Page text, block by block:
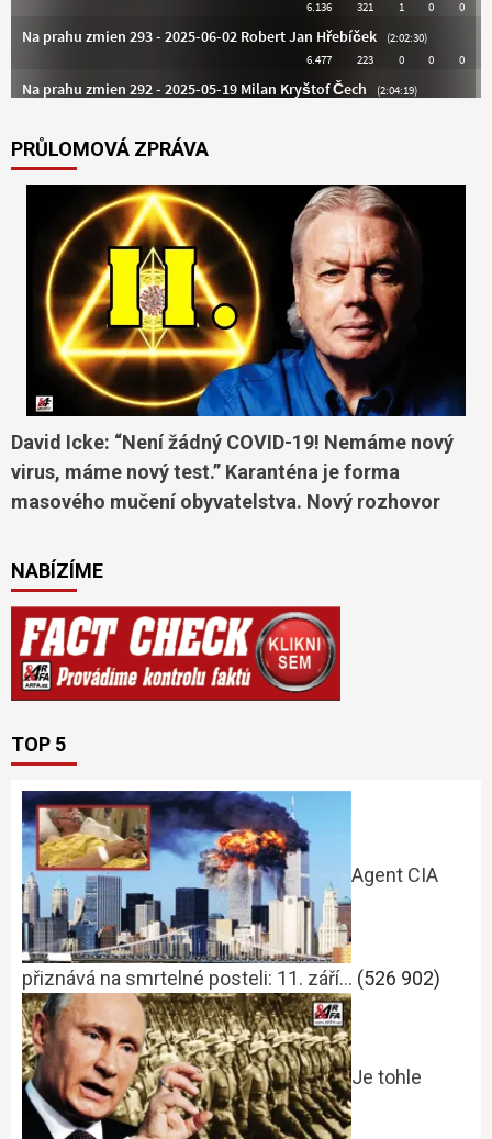
PRŮLOMOVÁ ZPRÁVA
David Icke: “Není žádný COVID-19! Nemáme nový
virus, máme nový test.” Karanténa je forma
masového mučení obyvatelstva. Nový rozhovor
NABÍZÍME
TOP 5
Agent CIA
přiznává na smrtelné posteli: 11. září… (526 902)
Je tohle